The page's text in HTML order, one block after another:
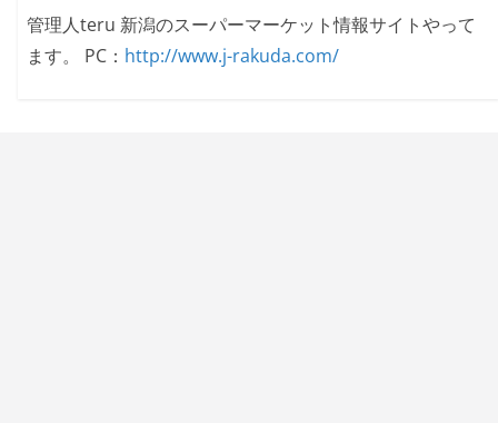
管理人teru 新潟のスーパーマーケット情報サイトやって
ます。 PC： http://www.j-rakuda.com/